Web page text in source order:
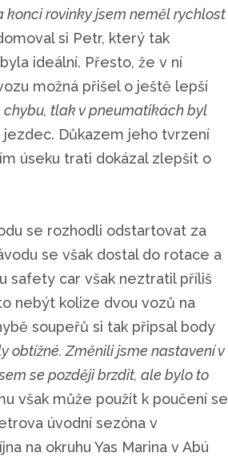
konci rovinky jsem neměl rychlost
si Petr, který tak
ideální. Přesto, že v ní
možná přišel o ještě lepší
chybu, tlak v pneumatikách byl
Důkazem jeho tvrzení
úseku trati dokázal zlepšit o
se rozhodli odstartovat za
se však dostal do rotace a
safety car však neztratil příliš
nebýt kolize dvou vozů na
soupeřů si tak připsal body
obtížné. Změnili jsme nastavení v
se později brzdit, ale bylo to
však může použít k poučení se
úvodní sezóna v
na okruhu Yas Marina v Abú